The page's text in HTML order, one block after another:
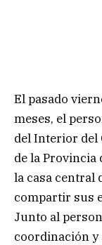
El pasado
meses, el
del Interior del
de la Provincia
la casa central
compartir sus
Junto al
coordinación y